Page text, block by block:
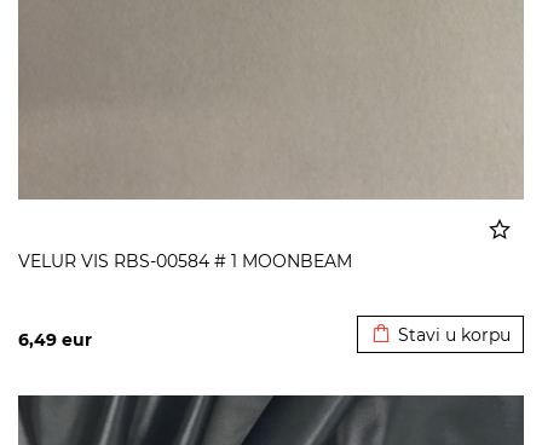
VELUR VIS RBS-00584 # 1 MOONBEAM
6,49 eur Stavi u korpu